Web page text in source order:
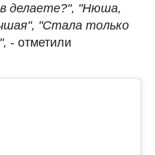
делаете?", "Нюша,
"Стала только
- отметили